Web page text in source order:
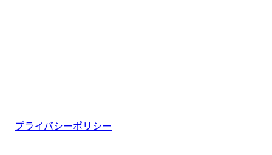
プライバシーポリシー